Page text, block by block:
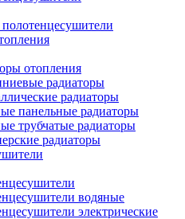
отопления
радиаторы
радиаторы
панельные радиаторы
трубчатые радиаторы
радиаторы
водяные
электрические